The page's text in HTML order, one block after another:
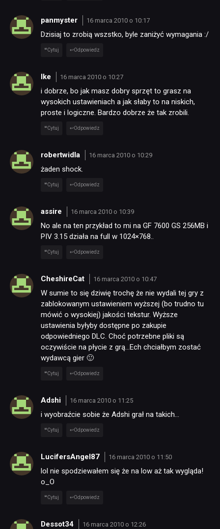
RETRO
DYSKUSJE
JUŻ GRALIŚMY
SKLEP
panmyster 16 marca 2010 o 10:17
Dzisiaj to zrobią wszstko, byle zaniżyć wymagania :/
Cytuj Odpowiedz
Ike 16 marca 2010 o 10:27
i dobrze, bo jak masz dobry sprzęt to grasz na
wysokich ustawieniach a jak słaby to na niskich,
proste i logiczne. Bardzo dobrze że tak zrobili.
Cytuj Odpowiedz
robertwidla 16 marca 2010 o 10:29
żaden shock.
Cytuj Odpowiedz
assire 16 marca 2010 o 10:39
No ale na ten przykład to mi na GF 7600 GS 256MB i
PIV 3.15 działa na full w 1024×768..
Cytuj Odpowiedz
CheshireCat 16 marca 2010 o 10:47
W sumie to się dziwię trochę że nie wydali tej gry z
zablokowanym ustawieniem wyższej (bo trudno tu
mówić o wysokiej) jakości tekstur. Wyższe
ustawienia byłyby dostępne po zakupie
odpowiedniego DLC. Choć potrzebne pliki są
oczywiście na płycie z grą…Ech chciałbym zostać
wydawcą gier 🙂
Cytuj Odpowiedz
Adshi 16 marca 2010 o 11:25
i wyobraźcie sobie że Adshi grał na takich…
Cytuj Odpowiedz
LucifersAngel87 16 marca 2010 o 11:50
lol nie spodziewałem się że na low aż tak wygląda!
o_O
Cytuj Odpowiedz
Dessot34 16 marca 2010 o 12:26